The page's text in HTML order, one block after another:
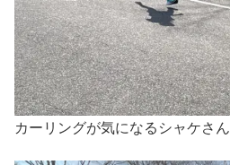
カーリングが気になるシャケさん